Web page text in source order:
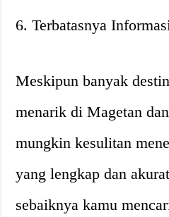
6. Terbatasnya
Meskipun banyak
menarik di Magetan
mungkin kesulitan
yang lengkap dan
sebaiknya kamu